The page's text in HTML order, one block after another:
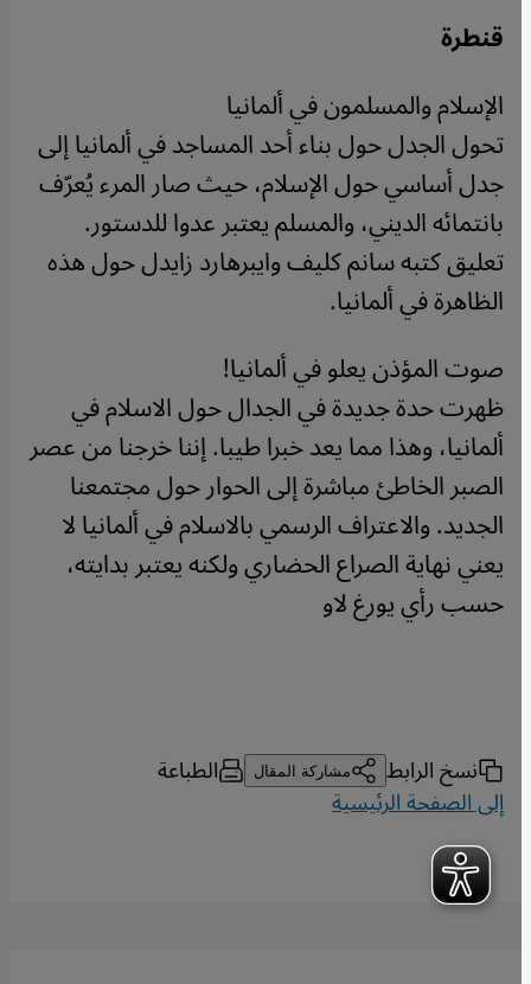
قنطرة
الإسلام والمسلمون في ألمانيا
تحول الجدل حول بناء أحد المساجد في ألمانيا إلى
جدل أساسي حول الإسلام، حيث صار المرء يُعرّف
بانتمائه الديني، والمسلم يعتبر عدوا للدستور.
تعليق كتبه سانم كليف وايبرهارد زايدل حول هذه
الظاهرة في ألمانيا.
صوت المؤذن يعلو في ألمانيا!
ظهرت حدة جديدة في الجدال حول الاسلام في
ألمانيا، وهذا مما يعد خبرا طيبا. إننا خرجنا من عصر
الصبر الخاطئ مباشرة إلى الحوار حول مجتمعنا
الجديد. والاعتراف الرسمي بالاسلام في ألمانيا لا
يعني نهاية الصراع الحضاري ولكنه يعتبر بدايته،
حسب رأي يورغ لاو
نسخ الرابط مشاركة المقال الطباعة
إلى الصفحة الرئيسية